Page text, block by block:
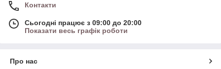
Контакти
Сьогодні працює з 09:00 до 20:00
Показати весь графік роботи
Про нас